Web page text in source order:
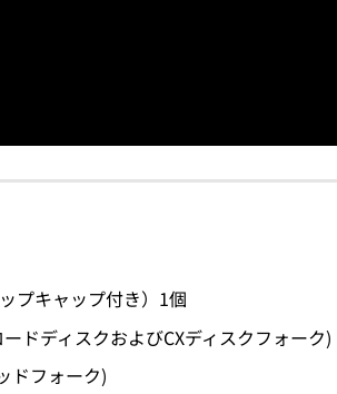
プキャップ付き）1個
ドディスクおよびCXディスクフォーク)
ドフォーク)